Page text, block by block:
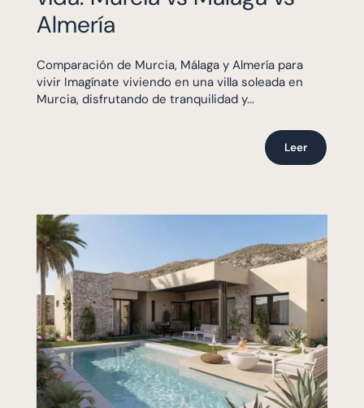
Almería
Comparación de Murcia, Málaga y Almería para
vivir Imagínate viviendo en una villa soleada en
Murcia, disfrutando de tranquilidad y...
Leer